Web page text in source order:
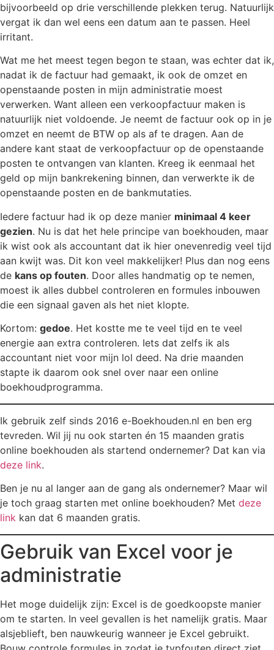
bijvoorbeeld op drie verschillende plekken terug. Natuurlijk
vergat ik dan wel eens een datum aan te passen. Heel
irritant.
Wat me het meest tegen begon te staan, was echter dat ik,
nadat ik de factuur had gemaakt, ik ook de omzet en
openstaande posten in mijn administratie moest
verwerken. Want alleen een verkoopfactuur maken is
natuurlijk niet voldoende. Je neemt de factuur ook op in je
omzet en neemt de BTW op als af te dragen. Aan de
andere kant staat de verkoopfactuur op de openstaande
posten te ontvangen van klanten. Kreeg ik eenmaal het
geld op mijn bankrekening binnen, dan verwerkte ik de
openstaande posten en de bankmutaties.
Iedere factuur had ik op deze manier minimaal 4 keer
gezien. Nu is dat het hele principe van boekhouden, maar
ik wist ook als accountant dat ik hier onevenredig veel tijd
aan kwijt was. Dit kon veel makkelijker! Plus dan nog eens
de kans op fouten. Door alles handmatig op te nemen,
moest ik alles dubbel controleren en formules inbouwen
die een signaal gaven als het niet klopte.
Kortom: gedoe. Het kostte me te veel tijd en te veel
energie aan extra controleren. Iets dat zelfs ik als
accountant niet voor mijn lol deed. Na drie maanden
stapte ik daarom ook snel over naar een online
boekhoudprogramma.
Ik gebruik zelf sinds 2016 e-Boekhouden.nl en ben erg
tevreden. Wil jij nu ook starten én 15 maanden gratis
online boekhouden als startend ondernemer? Dat kan via
deze link.
Ben je nu al langer aan de gang als ondernemer? Maar wil
je toch graag starten met online boekhouden? Met deze
link kan dat 6 maanden gratis.
Gebruik van Excel voor je
administratie
Het moge duidelijk zijn: Excel is de goedkoopste manier
om te starten. In veel gevallen is het namelijk gratis. Maar
alsjeblieft, ben nauwkeurig wanneer je Excel gebruikt.